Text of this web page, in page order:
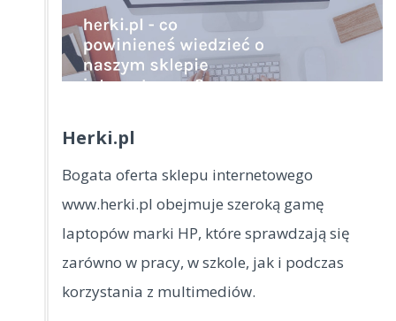
Herki.pl
Bogata oferta sklepu internetowego
www.herki.pl obejmuje szeroką gamę
laptopów marki HP, które sprawdzają się
zarówno w pracy, w szkole, jak i podczas
korzystania z multimediów.